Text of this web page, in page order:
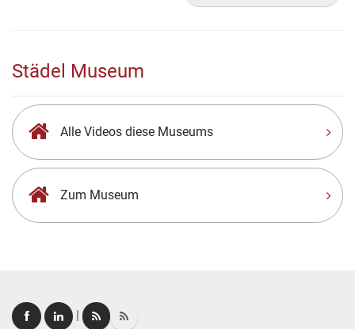
Städel Museum
Alle Videos diese Museums
Zum Museum